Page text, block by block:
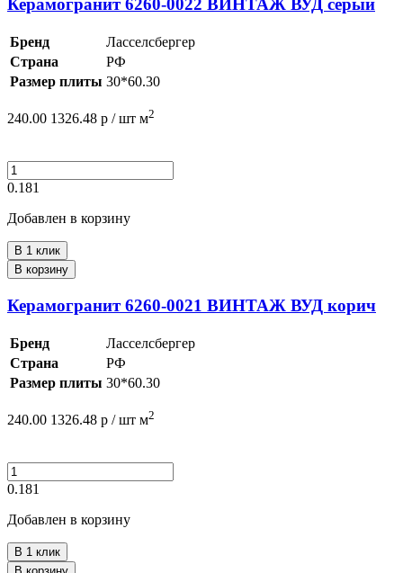
Керамогранит 6260-0022 ВИНТАЖ ВУД серый
Бренд
Ласселсбергер
Страна
РФ
Размер плиты 30*60.30
240.00 1326.48 р / шт м2
0.181
Добавлен в корзину
В 1 клик
В корзину
Керамогранит 6260-0021 ВИНТАЖ ВУД корич
Бренд
Ласселсбергер
Страна
РФ
Размер плиты 30*60.30
240.00 1326.48 р / шт м2
0.181
Добавлен в корзину
В 1 клик